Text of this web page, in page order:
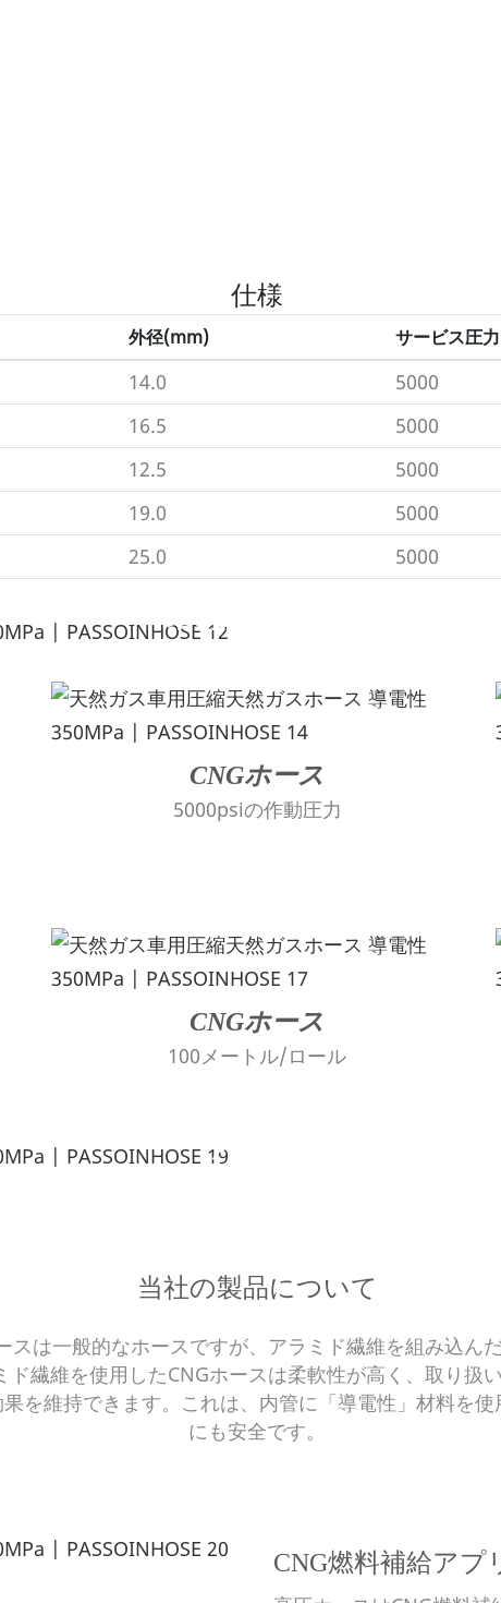
仕様
外径(mm) サービス圧力
14.0 5000
16.5 5000
12.5 5000
19.0 5000
25.0 5000
CNGホース
5000psiの作動圧力
CNGホース
100メートル/ロール
応用
当社の製品について
スは一般的なホースですが、アラミド繊維を組み込ん
繊維を使用したCNGホースは柔軟性が高く、取り扱
を維持できます。これは、内管に「導電性」材料を
にも安全です。
CNG燃料補給アプ